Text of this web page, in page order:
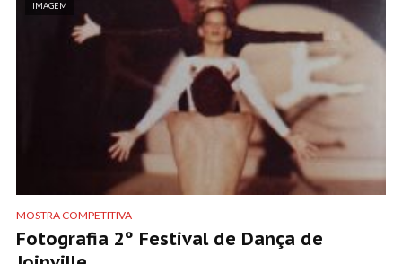
IMAGEM
MOSTRA COMPETITIVA
Fotografia 2º Festival de Dança de